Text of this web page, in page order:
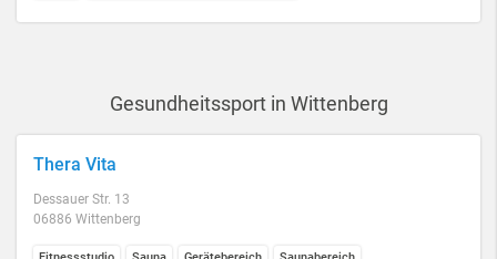
Gesundheitssport in Wittenberg
Thera Vita
Dessauer Str. 13
06886 Wittenberg